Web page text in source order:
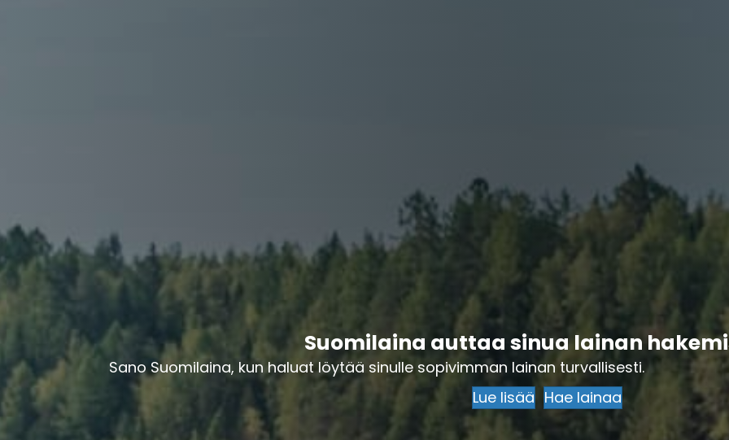
Suomilaina auttaa sinua lainan
Sano Suomilaina, kun haluat löytää sinulle sopivimman lainan turvallisesti.
Lue lisää Hae lainaa